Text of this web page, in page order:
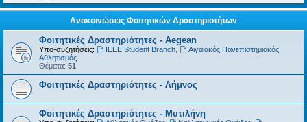
Ανακοινώσεις Φοιτητικών Δραστηριοτήτων
Φοιτητικές Δραστηριότητες - Aegean
Υπο-συζητήσεις: IEEE Student Branch,
Αιγαιακός Πανεπιστημιακός
Αθλητισμός
Θέματα: 51
Φοιτητικές Δραστηριότητες - Λήμνος
Φοιτητικές Δραστηριότητες - Μυτιλήνη